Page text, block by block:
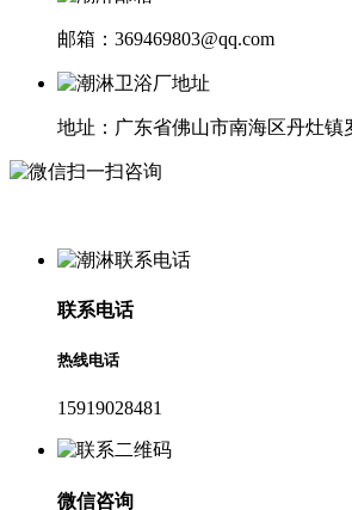
邮箱：369469803@qq.com
地址：广东省佛山市南海区丹灶
联系电话
热线电话
15919028481
微信咨询